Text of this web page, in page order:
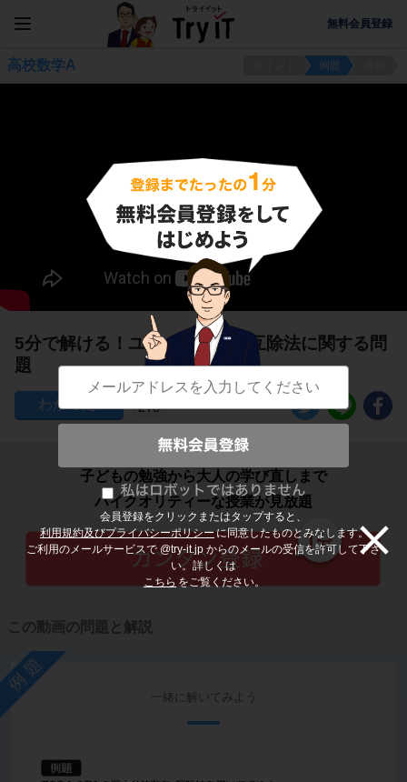
無料会員登録
会員登録をクリックまたはタップすると、
利用規約及びプライバシーポリシーに同意したものとみなします。
ご利用のメールサービスで @try-it.jp からのメールの受信を許可して下さ
い。詳しくは
こちら をご覧ください。
高校数学A 例題
5分で解ける！ユークリッドの互除法に関する問
題
215
子どもの勉強から大人の学び直しまで
ハイクオリティーな授業が見放題
この動画の問題と解説
例題
一緒に解いてみよう